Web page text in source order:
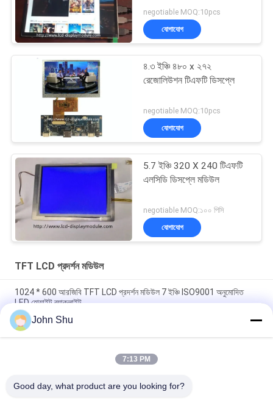
negotiable MOQ:10pcs
যোগাযোগ
৪.৩ ইঞ্চি ৪৮০ x ২৭২
রেজোলিউশন টিএফটি ডিসপ্লে
negotiable MOQ:10pcs
যোগাযোগ
5.7 ইঞ্চি 320 X 240 টিএফটি
এলসিডি ডিসপ্লে মডিউল
negotiable MOQ:১০০ পিসি
যোগাযোগ
TFT LCD প্রদর্শন মডিউল
1024 * 600 আরজিবি TFT LCD প্রদর্শন মডিউল 7 ইঞ্চি ISO9001 অনুমোদিত
LED হোয়াইট ব্যাকলাইট
480 * 854 আইপিএস এমআইপিআই 5.0 ইঞ্চি টিএফটি এলসিডি মডিউল, ক্যাপিটাল টাচ
স্ক্রিন কাস্টম এলসিডি মডিউল
LED হোয়াইট SPI MCU টাচস্ক্রিন প্রদর্শন মডিউল, 240 এক্স 400 3.0 ছোট LCD
John Shu
7:13 PM
Good day, what product are you looking for?